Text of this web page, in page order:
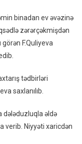
binadan ev əvəzinə
zərərçəkmişdən
görən F.Quliyeva
tədbirləri
saxlanılıb.
dələduzluqla əldə
verib. Niyyəti xaricdən